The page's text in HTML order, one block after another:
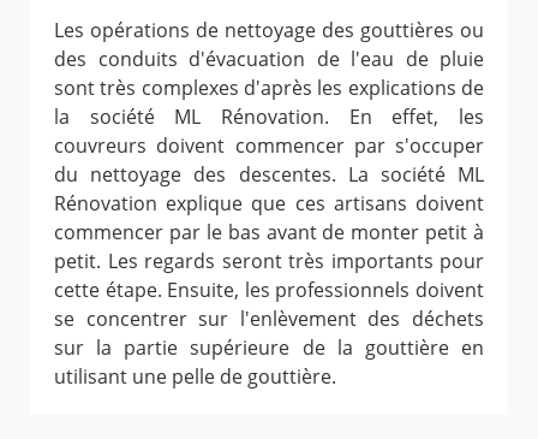
Les opérations de nettoyage des gouttières ou
des conduits d'évacuation de l'eau de pluie
sont très complexes d'après les explications de
la société ML Rénovation. En effet, les
couvreurs doivent commencer par s'occuper
du nettoyage des descentes. La société ML
Rénovation explique que ces artisans doivent
commencer par le bas avant de monter petit à
petit. Les regards seront très importants pour
cette étape. Ensuite, les professionnels doivent
se concentrer sur l'enlèvement des déchets
sur la partie supérieure de la gouttière en
utilisant une pelle de gouttière.